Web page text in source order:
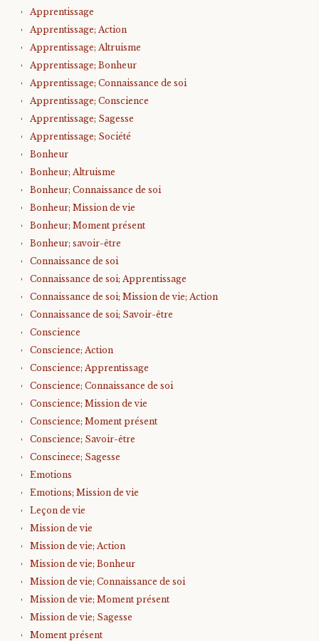
Apprentissage
Apprentissage; Action
Apprentissage; Altruisme
Apprentissage; Bonheur
Apprentissage; Connaissance de soi
Apprentissage; Conscience
Apprentissage; Sagesse
Apprentissage; Société
Bonheur
Bonheur; Altruisme
Bonheur; Connaissance de soi
Bonheur; Mission de vie
Bonheur; Moment présent
Bonheur; savoir-être
Connaissance de soi
Connaissance de soi; Apprentissage
Connaissance de soi; Mission de vie; Action
Connaissance de soi; Savoir-être
Conscience
Conscience; Action
Conscience; Apprentissage
Conscience; Connaissance de soi
Conscience; Mission de vie
Conscience; Moment présent
Conscience; Savoir-être
Conscinece; Sagesse
Emotions
Emotions; Mission de vie
Leçon de vie
Mission de vie
Mission de vie; Action
Mission de vie; Bonheur
Mission de vie; Connaissance de soi
Mission de vie; Moment présent
Mission de vie; Sagesse
Moment présent